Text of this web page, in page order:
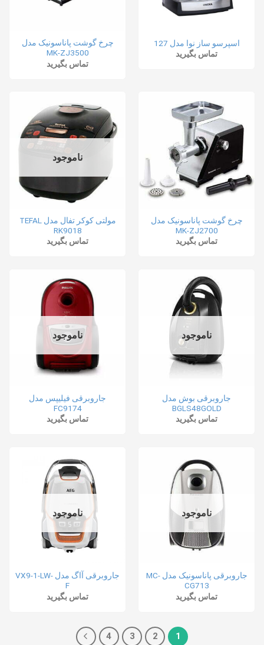
اسپرسو ساز نوا مدل 127
تماس بگیرید
چرخ گوشت پاناسونیک مدل
MK-ZJ3500
تماس بگیرید
چرخ گوشت پاناسونیک مدل
MK-ZJ2700
تماس بگیرید
ناموجود
مولتی کوکر تفال مدل TEFAL
RK9018
تماس بگیرید
ناموجود
جاروبرقی بوش مدل
BGLS48GOLD
تماس بگیرید
ناموجود
جاروبرقی فیلیپس مدل
FC9174
تماس بگیرید
ناموجود
جاروبرقی پاناسونیک مدل MC-
CG713
تماس بگیرید
ناموجود
جاروبرقی آاگ مدل VX9-1-LW-
F
تماس بگیرید
1
2
3
4